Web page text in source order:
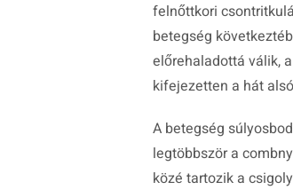
felnőttkori
betegség
előrehaladottá válik,
kifejezetten a hát
A betegség
legtöbbször a
közé tartozik a